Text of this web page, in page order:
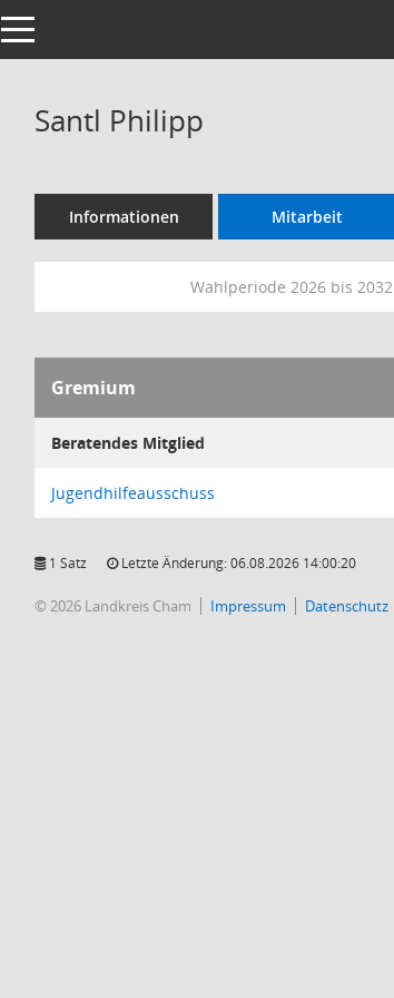
Toggle navigation
Santl Philipp
Informationen Mitarbeit
Wahlperiode 2026 bis 2032
Gremium
Beratendes Mitglied
Jugendhilfeausschuss
1 Satz Letzte Änderung: 06.08.2026 14:00:20
© 2026 Landkreis Cham Impressum Datenschutz